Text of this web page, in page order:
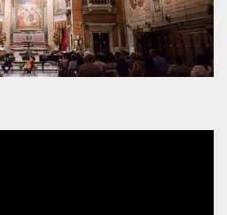
Stripe
m.stripe.com
1 anno 1
mese
Questo cookie
viene
generalmente
utilizzato per le
prestazioni e
l'ottimizzazione
facilitando la